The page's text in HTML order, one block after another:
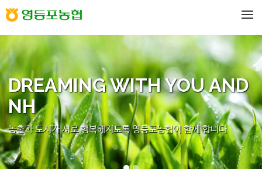
DREAMING WITH YOU AND
NH
농촌과 도시가 서로 행복해지도록 영등포농협이 함께 합니다